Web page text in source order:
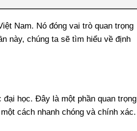
Nam. Nó đóng vai trò quan trọng
này, chúng ta sẽ tìm hiểu về định
học. Đây là một phần quan trọng
cách nhanh chóng và chính xác.